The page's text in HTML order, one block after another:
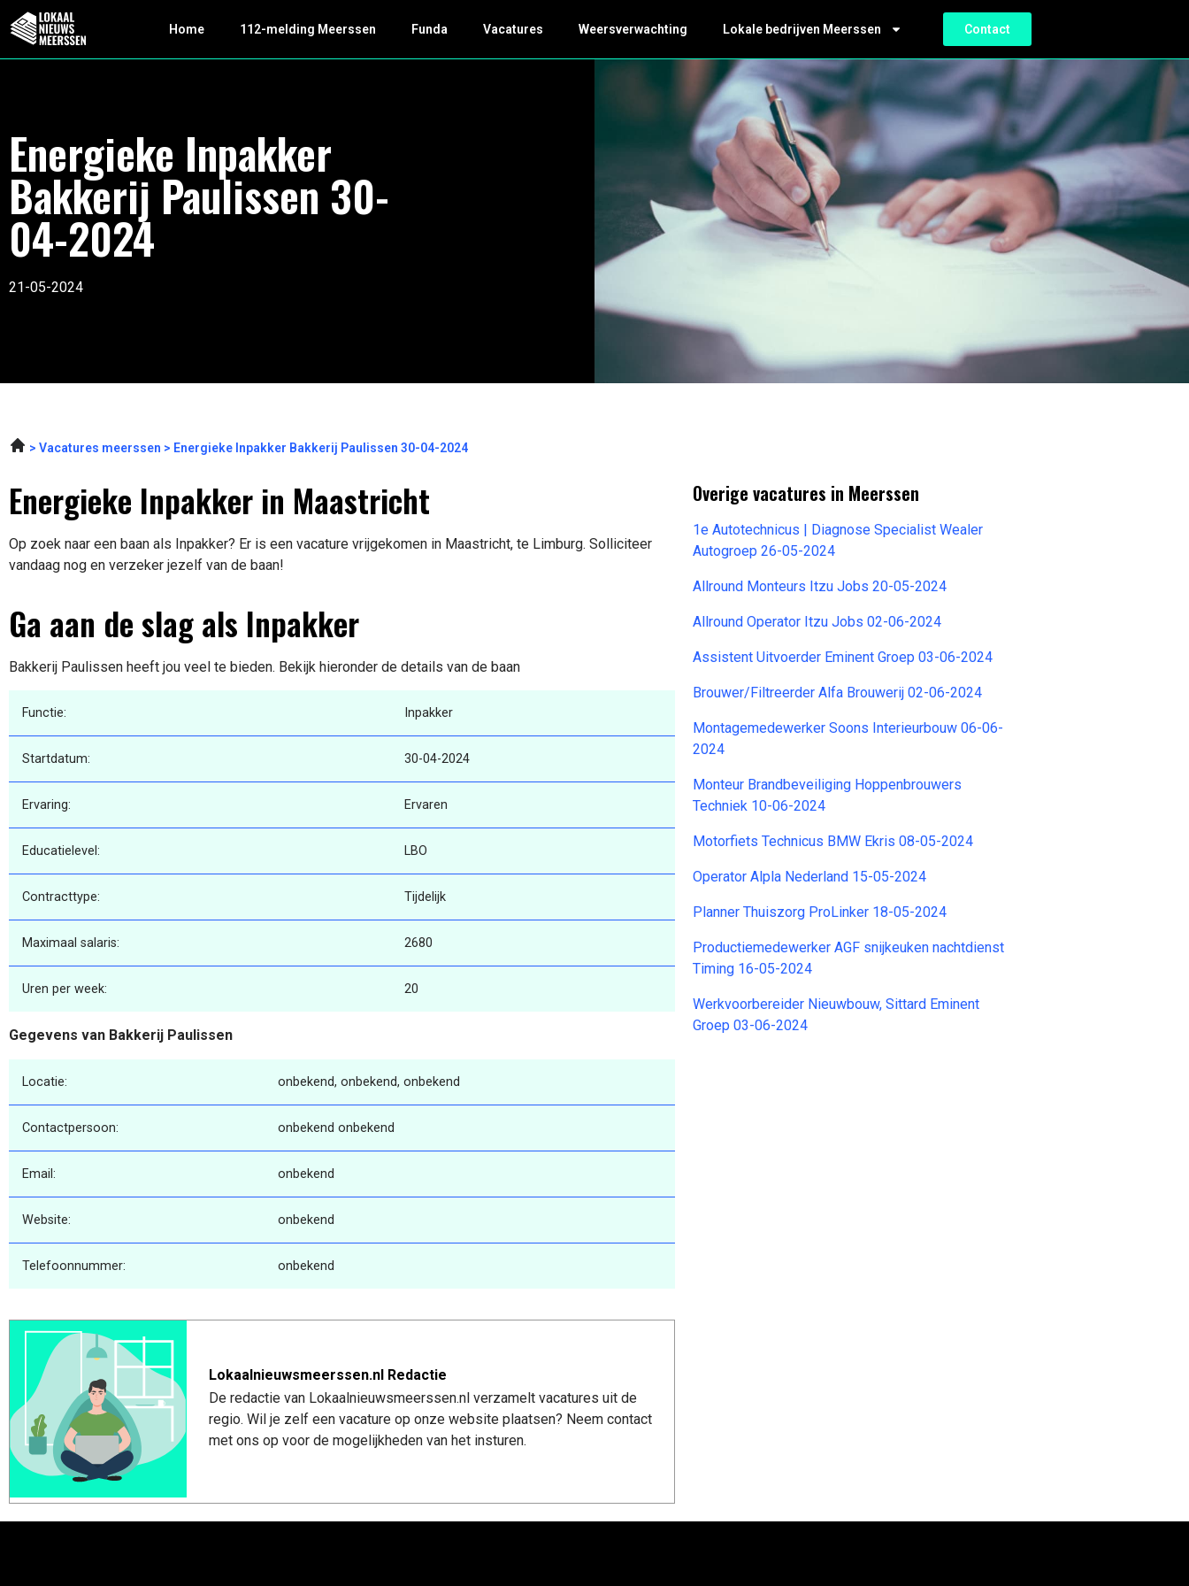
Home 112-melding Meerssen Funda Vacatures Weersverwachting Lokale bedrijven Meerssen Contact
Energieke Inpakker
Bakkerij Paulissen 30-
04-2024
21-05-2024
Vacatures meerssen Energieke Inpakker Bakkerij Paulissen 30-04-2024
Energieke Inpakker in Maastricht
Op zoek naar een baan als Inpakker? Er is een vacature vrijgekomen in Maastricht, te Limburg. Solliciteer
vandaag nog en verzeker jezelf van de baan!
Ga aan de slag als Inpakker
Bakkerij Paulissen heeft jou veel te bieden. Bekijk hieronder de details van de baan
Functie: Inpakker
Startdatum: 30-04-2024
Ervaring: Ervaren
Educatielevel: LBO
Contracttype: Tijdelijk
Maximaal salaris: 2680
Uren per week: 20
Gegevens van Bakkerij Paulissen
Locatie: onbekend, onbekend, onbekend
Contactpersoon: onbekend onbekend
Email: onbekend
Website: onbekend
Telefoonnummer: onbekend
Lokaalnieuwsmeerssen.nl Redactie
De redactie van Lokaalnieuwsmeerssen.nl verzamelt vacatures uit de
regio. Wil je zelf een vacature op onze website plaatsen? Neem contact
met ons op voor de mogelijkheden van het insturen.
Overige vacatures in Meerssen
1e Autotechnicus | Diagnose Specialist Wealer
Autogroep 26-05-2024
Allround Monteurs Itzu Jobs 20-05-2024
Allround Operator Itzu Jobs 02-06-2024
Assistent Uitvoerder Eminent Groep 03-06-2024
Brouwer/Filtreerder Alfa Brouwerij 02-06-2024
Montagemedewerker Soons Interieurbouw 06-06-
2024
Monteur Brandbeveiliging Hoppenbrouwers
Techniek 10-06-2024
Motorfiets Technicus BMW Ekris 08-05-2024
Operator Alpla Nederland 15-05-2024
Planner Thuiszorg ProLinker 18-05-2024
Productiemedewerker AGF snijkeuken nachtdienst
Timing 16-05-2024
Werkvoorbereider Nieuwbouw, Sittard Eminent
Groep 03-06-2024